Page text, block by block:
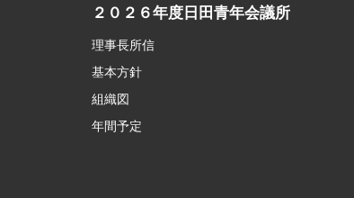
２０２６年度日田青年会議所
理事長所信
基本方針
組織図
年間予定